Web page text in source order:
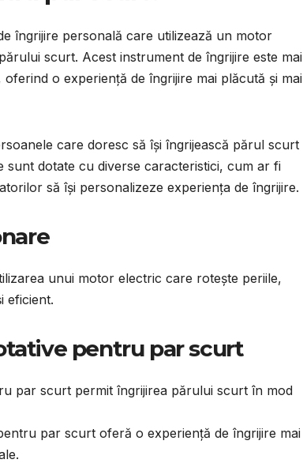
îngrijire personală care utilizează un motor
scurt. Acest instrument de îngrijire este mai
o experiență de îngrijire mai plăcută și mai
care doresc să își îngrijească părul scurt
sunt dotate cu diverse caracteristici, cum ar fi
să își personalizeze experiența de îngrijire.
unui motor electric care rotește periile,
eficient.
pentru par scurt
par scurt permit îngrijirea părului scurt în mod
par scurt oferă o experiență de îngrijire mai